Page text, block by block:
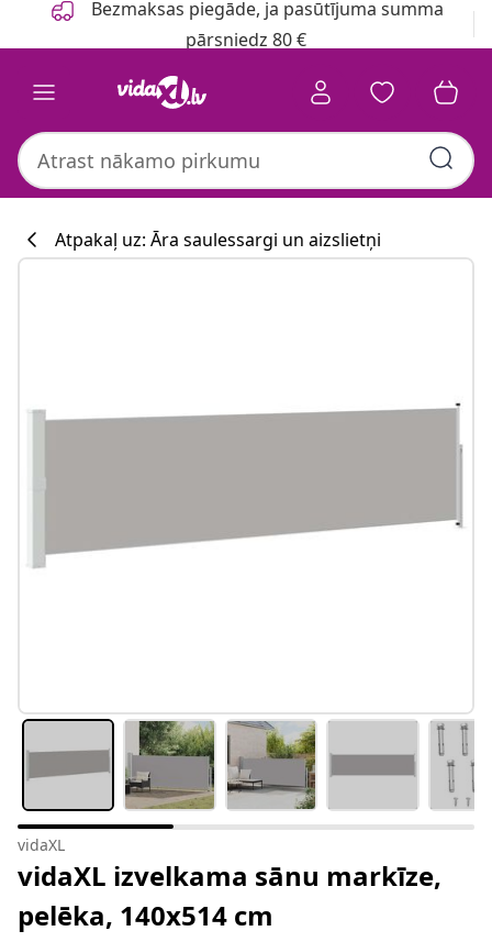
Bezmaksas piegāde, ja pasūtījuma summa
pārsniedz 80 €
Atpakaļ uz: Āra saulessargi un aizslietņi
vidaXL
vidaXL izvelkama sānu markīze,
pelēka, 140x514 cm